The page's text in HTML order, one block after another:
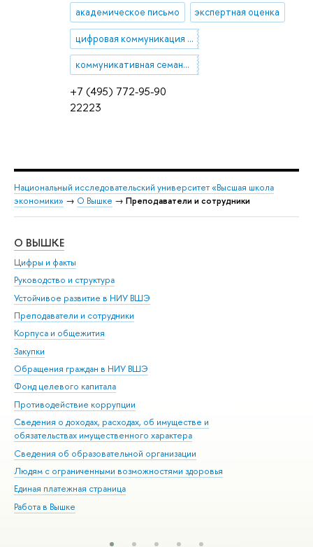
+7 (495) 772-95-90
22223
академическое письмо экспертная оценка
цифровая коммуникация в индустрии моды
коммуникативная семантика и прагматика
Национальный исследовательский университет «Высшая школа
экономики» → О Вышке → Преподаватели и сотрудники
О ВЫШКЕ
Цифры и факты
Руководство и структура
Устойчивое развитие в НИУ ВШЭ
Преподаватели и сотрудники
Корпуса и общежития
Закупки
Обращения граждан в НИУ ВШЭ
Фонд целевого капитала
Противодействие коррупции
Сведения о доходах, расходах, об имуществе и
обязательствах имущественного характера
Сведения об образовательной организации
Людям с ограниченными возможностями здоровья
Единая платежная страница
Работа в Вышке